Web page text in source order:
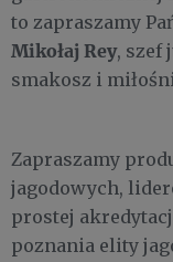
to zapraszamy
Mikołaj Rey, szef
smakosz i
Zapraszamy
jagodowych,
prostej
poznania elity